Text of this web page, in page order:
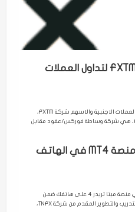
شركة فوركس تايم FXTM لتداول العملات
شركة فوركس تايم FXTM لتداول العملات الاجنبية والاسهم شركة FXTM،
والمعروفة أيضاً باسم ForexTime، هي شركة وساطة فوركس/عقود مقابل
تسجيل الدخول الى منصة MT4 في الهاتف
شرح لك طريقة تسجيل الدخول في منصة ميتا تريدر 4 على هاتفك ضمن
سلسلة الدروس التعليمة لقسم التدريب والتطوير المقدم من شركة TNFX،